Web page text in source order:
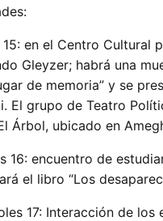
15: en el Centro Cultural
Gleyzer; habrá una
de memoria” y se
El grupo de Teatro
Árbol, ubicado en
16: encuentro de
el libro “Los
17: Interacción de